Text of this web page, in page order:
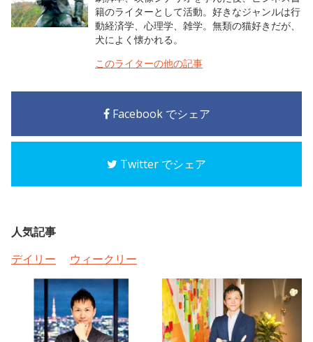
籍のライターとして活動。好きなジャンルは行
動経済学、心理学、雑学。無類の猫好きだが、
犬によく懐かれる。
このライターの他の記事
Facebook でシェア
Twitter でシェア
人気記事
デイリー
ウィークリー